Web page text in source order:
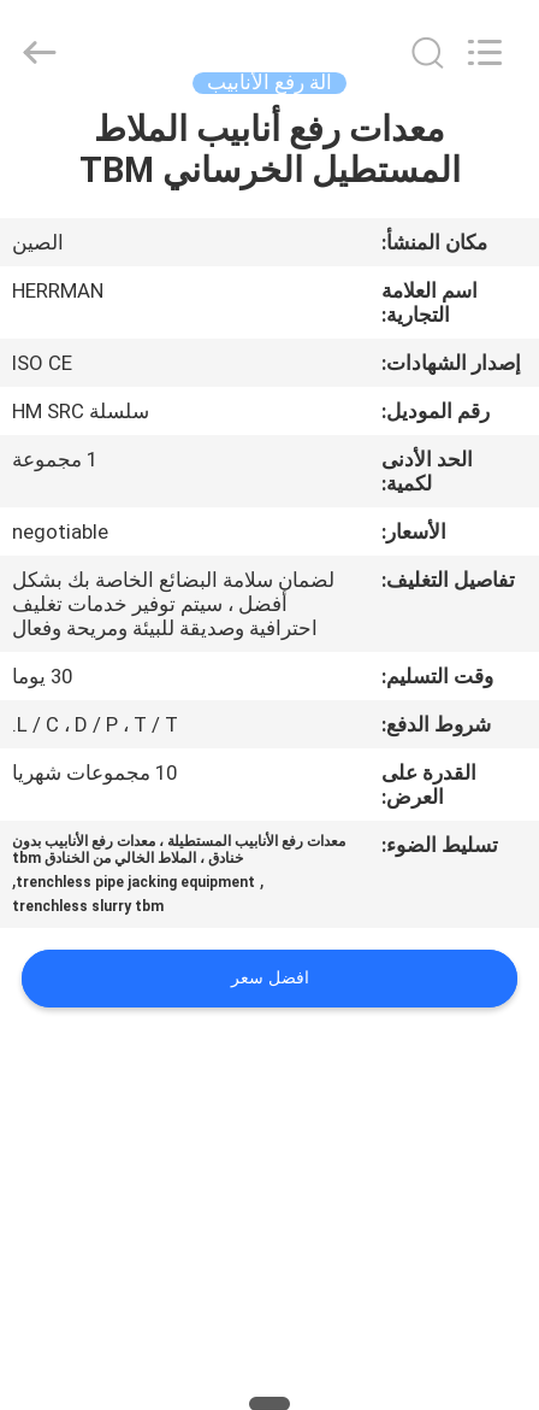
مسكن
معلومات
جولة
مراقبة
الجودة
اتصل
خريطة
آلة رفع الأنابيب
معدات رفع أنابيب الملاط
المستطيل الخرساني TBM
مكان المنشأ:
الصين
اسم العلامة
التجارية:
HERRMAN
إصدار الشهادات:
ISO CE
رقم الموديل:
سلسلة HM SRC
الحد الأدنى
لكمية:
1 مجموعة
الأسعار:
negotiable
تفاصيل التغليف:
لضمان سلامة البضائع الخاصة بك بشكل
أفضل ، سيتم توفير خدمات تغليف
احترافية وصديقة للبيئة ومريحة وفعال
وقت التسليم:
30 يوما
شروط الدفع:
L / C ، D / P ، T / T.
القدرة على
العرض:
10 مجموعات شهريا
تسليط الضوء:
معدات رفع الأنابيب المستطيلة ، معدات رفع الأنابيب بدون
خنادق ، الملاط الخالي من الخنادق tbm
,
trenchless pipe jacking equipment
,
trenchless slurry tbm
افضل سعر